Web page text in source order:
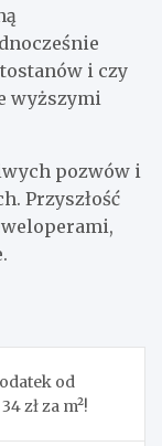
i czy
wyższymi
pozwów i
Przyszłość
od
zł za m²!